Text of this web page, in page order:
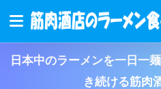
日本中のラーメンを一日一
き続ける筋肉